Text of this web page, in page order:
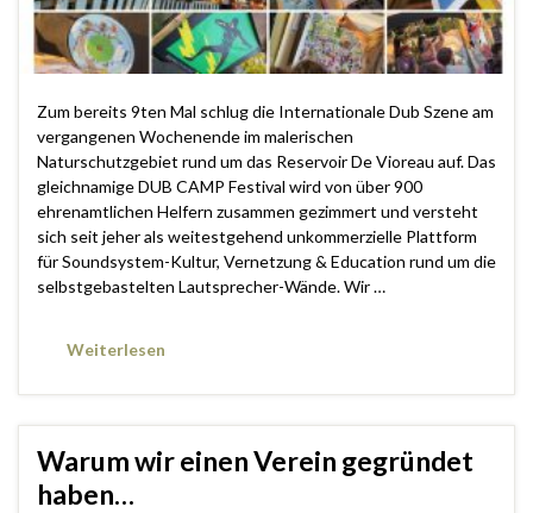
Zum bereits 9ten Mal schlug die Internationale Dub Szene am
vergangenen Wochenende im malerischen
Naturschutzgebiet rund um das Reservoir De Vioreau auf. Das
gleichnamige DUB CAMP Festival wird von über 900
ehrenamtlichen Helfern zusammen gezimmert und versteht
sich seit jeher als weitestgehend unkommerzielle Plattform
für Soundsystem-Kultur, Vernetzung & Education rund um die
selbstgebastelten Lautsprecher-Wände. Wir …
Weiterlesen
Warum wir einen Verein gegründet
haben…